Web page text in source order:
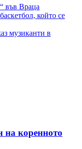
във Враца
който се
музиканти в
на коренното